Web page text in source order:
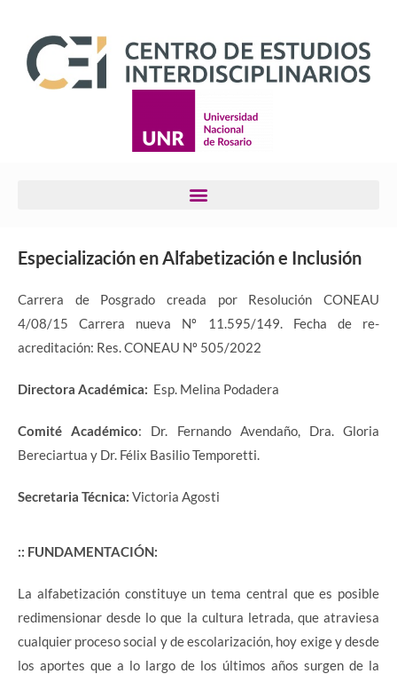
Especialización en Alfabetización e Inclusión
Carrera de Posgrado creada por Resolución CONEAU
4/08/15 Carrera nueva Nº 11.595/149. Fecha de re-
acreditación: Res. CONEAU Nº 505/2022
Directora Académica: Esp. Melina Podadera
Comité Académico: Dr. Fernando Avendaño, Dra. Gloria
Bereciartua y Dr. Félix Basilio Temporetti.
Secretaria Técnica: Victoria Agosti
:: FUNDAMENTACIÓN:
La alfabetización constituye un tema central que es posible
redimensionar desde lo que la cultura letrada, que atraviesa
cualquier proceso social y de escolarización, hoy exige y desde
los aportes que a lo largo de los últimos años surgen de la